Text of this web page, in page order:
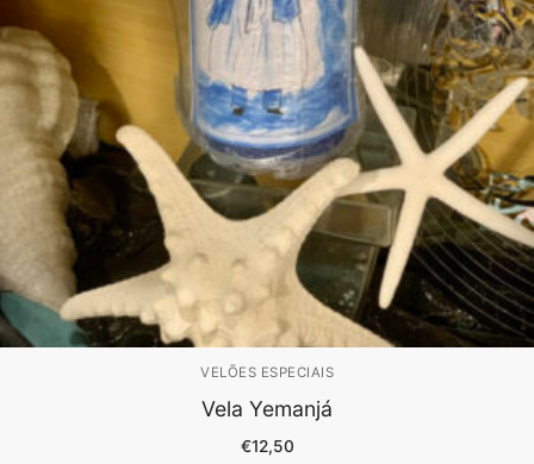
VELÕES ESPECIAIS
Vela Yemanjá
€12,50